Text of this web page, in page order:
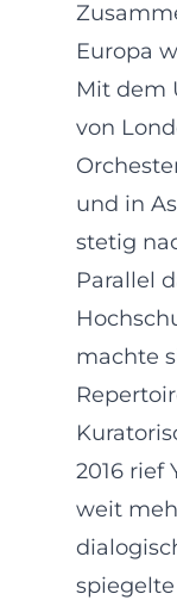
Europa
Mit dem
von
und in
stetig
Parallel
machte
2016 rief
weit